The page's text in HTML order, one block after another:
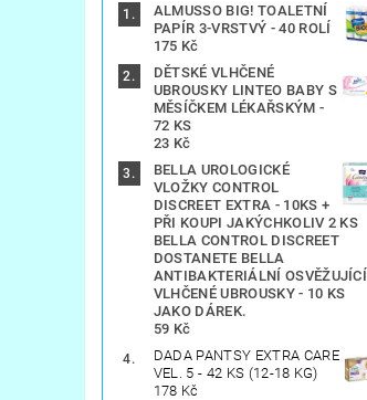
ALMUSSO BIG! TOALETNÍ
PAPÍR 3-VRSTVÝ - 40 ROLÍ
175 Kč
DĚTSKÉ VLHČENÉ
UBROUSKY LINTEO BABY S
MĚSÍČKEM LÉKAŘSKÝM -
72 KS
23 Kč
BELLA UROLOGICKÉ
VLOŽKY CONTROL
DISCREET EXTRA - 10KS +
PŘI KOUPI JAKÝCHKOLIV 2 KS
BELLA CONTROL DISCREET
DOSTANETE BELLA
ANTIBAKTERIÁLNÍ OSVĚŽUJÍCÍ
VLHČENÉ UBROUSKY - 10 KS
JAKO DÁREK.
59 Kč
DADA PANTSY EXTRA CARE
VEL. 5 - 42 KS (12-18 KG)
178 Kč